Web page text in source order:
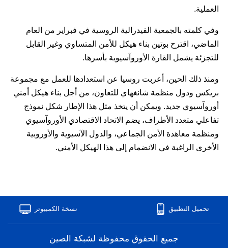
العملية.
وفي كلمته بالجمعية الفيدرالية الروسية في فبراير من العام
الماضي، اقترح بوتين بناء هيكل للأمن المتساوي وغير القابل
للتجزئة يشمل القارة الأوروآسيوية بأسرها.
ومنذ ذلك الحين، أعربت روسيا عن استعدادها للعمل مع مجموعة
بريكس ودول منظمة شانغهاي للتعاون، من أجل بناء هيكل أمني
أوروآسيوي جديد. ويمكن أن يتخذ مثل هذا الإطار شكل نموذج
تفاعلي متعدد الأطراف، يضم الاتحاد الاقتصادي الأوروآسيوي
ومنظمة معاهدة الأمن الجماعي، والدول الآسيوية والأوروبية
الأخرى الراغبة في الانضمام إلى هذا الهيكل الأمني.
نسخة الكمبيوتر تحميل التطبيق
ﺟﻤﻴﻊ ﺍﻟﺤﻘﻮﻕ ﻣﺤﻔﻮﻇﺔ ﻟﺸﺒﻜﺔ ﺍﻟﺼﻴﻦ